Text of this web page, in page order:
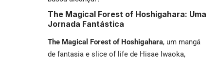
The Magical Forest of Hoshigahara: Uma
Jornada Fantástica
The Magical Forest of Hoshigahara, um mangá
de fantasia e slice of life de Hisae Iwaoka,